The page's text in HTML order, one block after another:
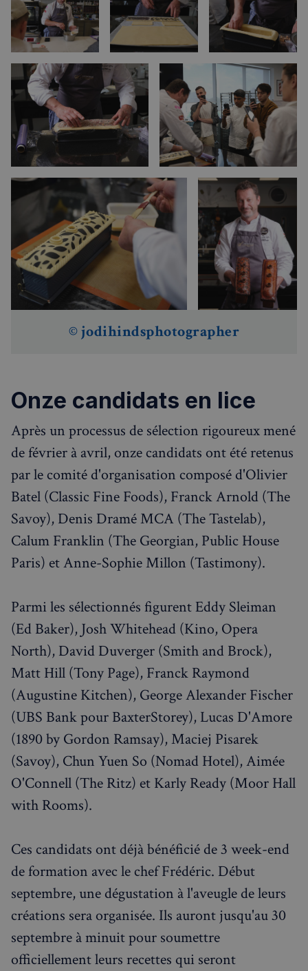
© jodihindsphotographer
Onze candidats en lice
Après un processus de sélection rigoureux mené
de février à avril, onze candidats ont été retenus
par le comité d'organisation composé d'Olivier
Batel (Classic Fine Foods), Franck Arnold (The
Savoy), Denis Dramé MCA (The Tastelab),
Calum Franklin (The Georgian, Public House
Paris) et Anne-Sophie Millon (Tastimony).
Parmi les sélectionnés figurent Eddy Sleiman
(Ed Baker), Josh Whitehead (Kino, Opera
North), David Duverger (Smith and Brock),
Matt Hill (Tony Page), Franck Raymond
(Augustine Kitchen), George Alexander Fischer
(UBS Bank pour BaxterStorey), Lucas D'Amore
(1890 by Gordon Ramsay), Maciej Pisarek
(Savoy), Chun Yuen So (Nomad Hotel), Aimée
O'Connell (The Ritz) et Karly Ready (Moor Hall
with Rooms).
Ces candidats ont déjà bénéficié de 3 week-end
de formation avec le chef Frédéric. Début
septembre, une dégustation à l'aveugle de leurs
créations sera organisée. Ils auront jusqu'au 30
septembre à minuit pour soumettre
officiellement leurs recettes qui seront